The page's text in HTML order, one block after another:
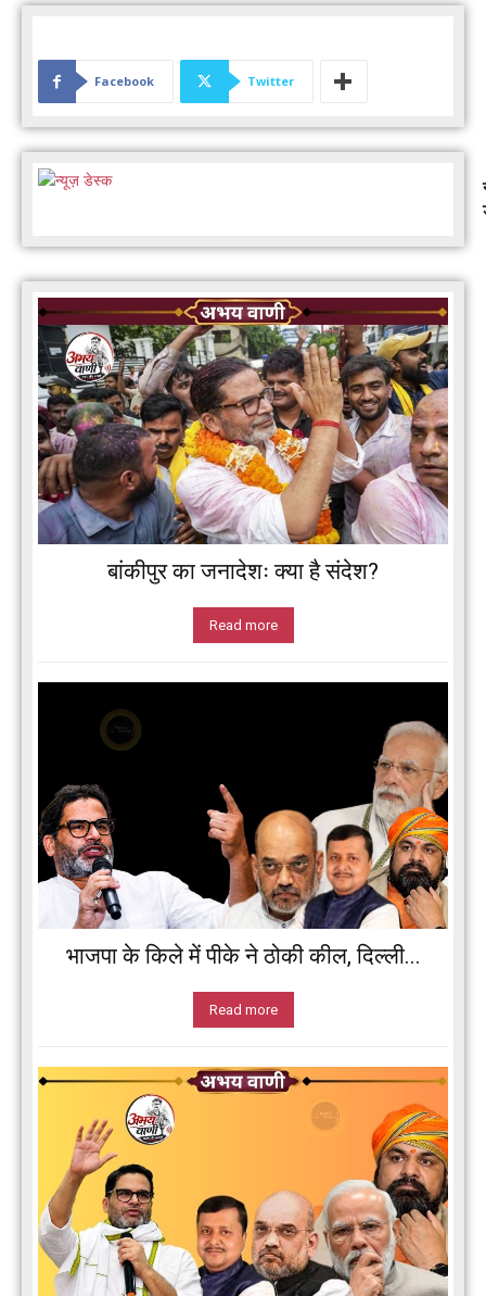
Facebook Twitter
बांकीपुर का जनादेशः क्या है संदेश?
Read more
भाजपा के किले में पीके ने ठोकी कील, दिल्ली...
Read more